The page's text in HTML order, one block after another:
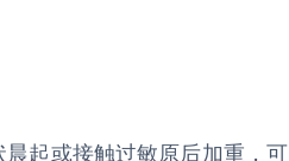
起或接触过敏原后加重，可